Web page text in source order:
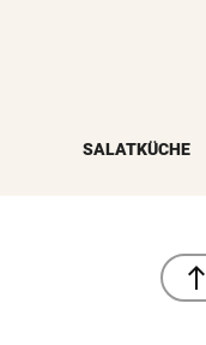
SALATKÜCHE
north